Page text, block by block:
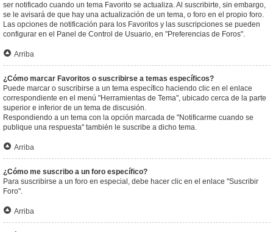
ser notificado cuando un tema Favorito se actualiza. Al suscribirte, sin embargo,
se le avisará de que hay una actualización de un tema, o foro en el propio foro.
Las opciones de notificación para los Favoritos y las suscripciones se pueden
configurar en el Panel de Control de Usuario, en "Preferencias de Foros".
Arriba
¿Cómo marcar Favoritos o suscribirse a temas específicos?
Puede marcar o suscribirse a un tema específico haciendo clic en el enlace
correspondiente en el menú "Herramientas de Tema", ubicado cerca de la parte
superior e inferior de un tema de discusión.
Respondiendo a un tema con la opción marcada de "Notificarme cuando se
publique una respuesta" también le suscribe a dicho tema.
Arriba
¿Cómo me suscribo a un foro específico?
Para suscribirse a un foro en especial, debe hacer clic en el enlace "Suscribir
Foro".
Arriba